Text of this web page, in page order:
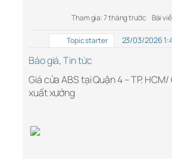
Tham gia: 7 tháng trước Bài
Topic starter 23/03/2026
Báo giá,Tin tức
Giá cửa ABS tại Quận 4 – TP.
xuất xưởng